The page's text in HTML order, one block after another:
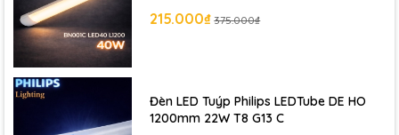
215.000₫ 375.000₫
Đèn LED Tuýp Philips LEDTube DE HO
1200mm 22W T8 G13 C